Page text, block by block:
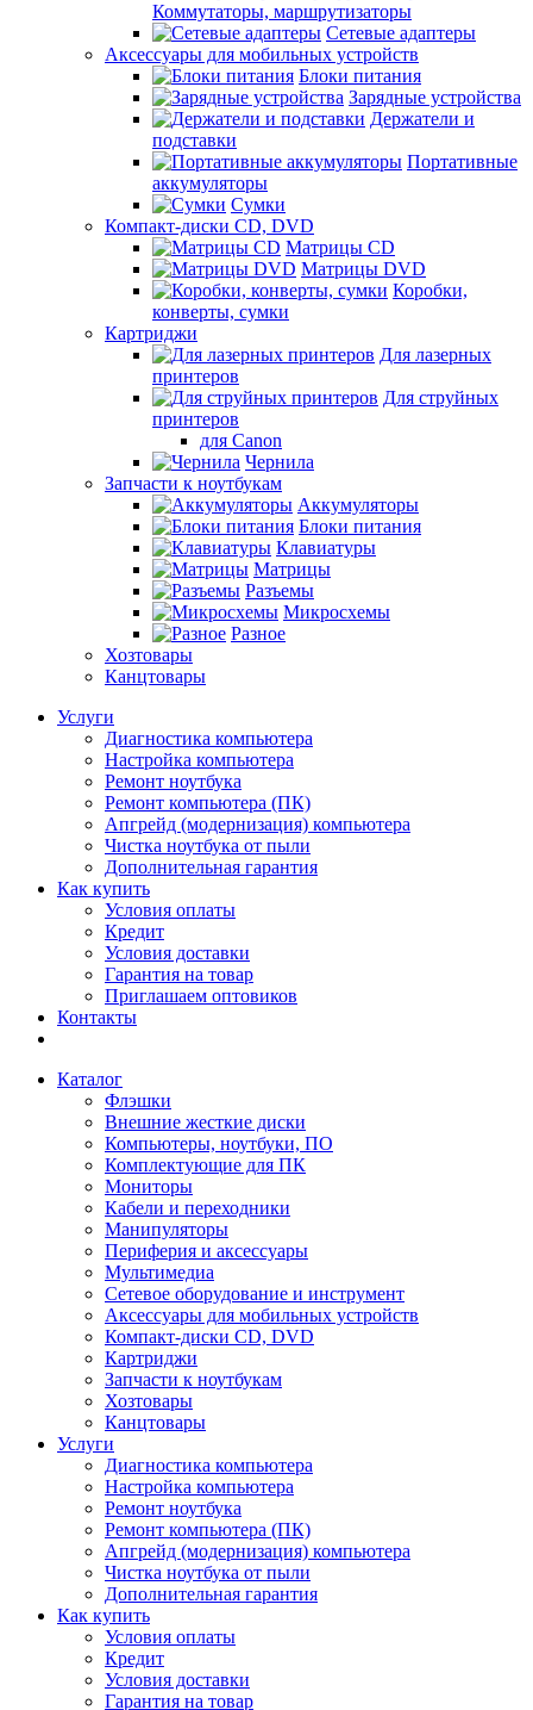
Коммутаторы, маршрутизаторы
Сетевые адаптеры
Аксессуары для мобильных устройств
Блоки питания
Зарядные устройства
Держатели и
подставки
Портативные
аккумуляторы
Сумки
Компакт-диски CD, DVD
Матрицы CD
Матрицы DVD
Коробки,
конверты, сумки
Картриджи
Для лазерных
принтеров
Для струйных
принтеров
для Canon
Чернила
Запчасти к ноутбукам
Аккумуляторы
Блоки питания
Клавиатуры
Матрицы
Разъемы
Микросхемы
Разное
Хозтовары
Канцтовары
Услуги
Диагностика компьютера
Настройка компьютера
Ремонт ноутбука
Ремонт компьютера (ПК)
Апгрейд (модернизация) компьютера
Чистка ноутбука от пыли
Дополнительная гарантия
Как купить
Условия оплаты
Кредит
Условия доставки
Гарантия на товар
Приглашаем оптовиков
Контакты
Каталог
Флэшки
Внешние жесткие диски
Компьютеры, ноутбуки, ПО
Комплектующие для ПК
Мониторы
Кабели и переходники
Манипуляторы
Периферия и аксессуары
Мультимедиа
Сетевое оборудование и инструмент
Аксессуары для мобильных устройств
Компакт-диски CD, DVD
Картриджи
Запчасти к ноутбукам
Хозтовары
Канцтовары
Услуги
Диагностика компьютера
Настройка компьютера
Ремонт ноутбука
Ремонт компьютера (ПК)
Апгрейд (модернизация) компьютера
Чистка ноутбука от пыли
Дополнительная гарантия
Как купить
Условия оплаты
Кредит
Условия доставки
Гарантия на товар